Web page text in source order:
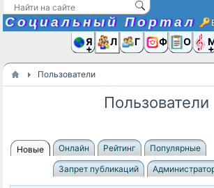
Социальный Портал
Я иЛюди
Группы
Фото
Пользователи
Пользователи
Новые Онлайн Рейтинг
Популярные
Запрет публикаций